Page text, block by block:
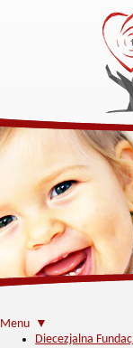
Menu ▼
Diecezjalna